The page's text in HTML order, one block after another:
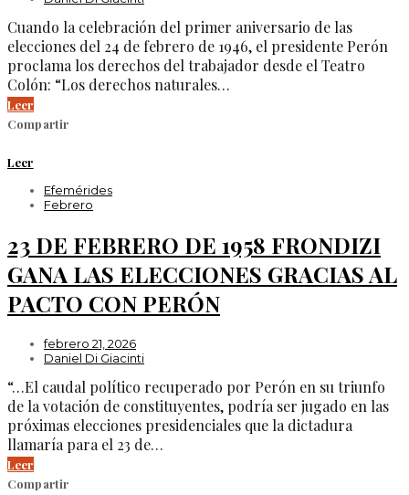
Cuando la celebración del primer aniversario de las
elecciones del 24 de febrero de 1946, el presidente Perón
proclama los derechos del trabajador desde el Teatro
Colón: “Los derechos naturales…
Leer
Compartir
Leer
Efemérides
Febrero
23 DE FEBRERO DE 1958 FRONDIZI
GANA LAS ELECCIONES GRACIAS AL
PACTO CON PERÓN
febrero 21, 2026
Daniel Di Giacinti
“…El caudal político recuperado por Perón en su triunfo
de la votación de constituyentes, podría ser jugado en las
próximas elecciones presidenciales que la dictadura
llamaría para el 23 de…
Leer
Compartir